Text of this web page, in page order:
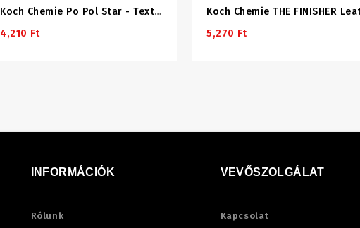
Koch Chemie Po Pol Star - Textil-/bőr-/alcantara Tisztítószer 1000ml
4,210 Ft 5,270 Ft
INFORMÁCIÓK
Rólunk
VEVŐSZOLGÁLAT
Kapcsolat